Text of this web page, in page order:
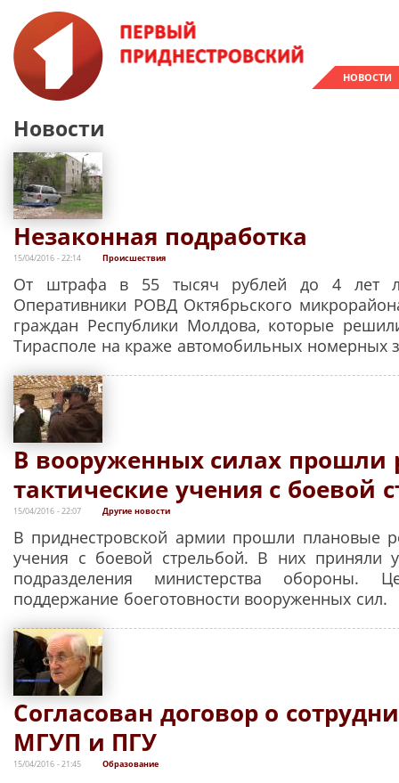
НОВОСТИ
Новости
Незаконная подработка
15/04/2016 - 22:14 Происшествия
От штрафа в 55 тысяч рублей до 4 лет
Оперативники РОВД Октябрьского
граждан Республики Молдова, которые
Тирасполе на краже автомобильных номерных
В вооруженных силах прошли
тактические учения с боевой
15/04/2016 - 22:07 Другие новости
В приднестровской армии прошли плановые
учения с боевой стрельбой. В них приняли
подразделения министерства обороны.
поддержание боеготовности вооруженных сил.
Согласован договор о
МГУП и ПГУ
15/04/2016 - 21:45 Образование